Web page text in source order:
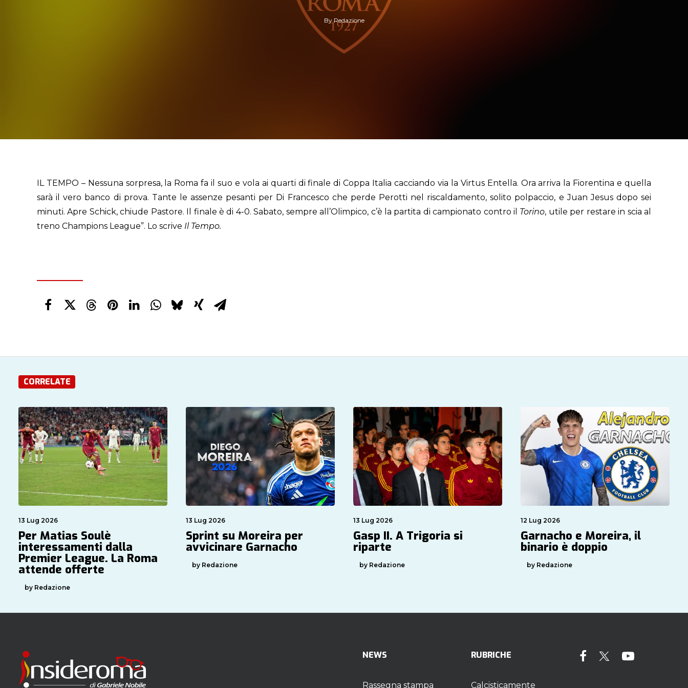
ByRedazione
IL TEMPO – Nessuna sorpresa, la Roma fa il suo e vola ai quarti di finale di Coppa Italia cacciando via la Virtus Entella. Ora arriva la Fiorentina e quella
sarà il vero banco di prova. Tante le assenze pesanti per Di Francesco che perde Perotti nel riscaldamento, solito polpaccio, e Juan Jesus dopo sei
minuti. Apre Schick, chiude Pastore. Il finale è di 4-0. Sabato, sempre all’Olimpico, c’è la partita di campionato contro il Torino, utile per restare in scia al
treno Champions League”. Lo scrive Il Tempo.
CORRELATE
13 Lug 2026
Per Matias Soulè
interessamenti dalla
Premier League. La Roma
attende offerte
by Redazione
13 Lug 2026
Sprint su Moreira per
avvicinare Garnacho
by Redazione
13 Lug 2026
Gasp II. A Trigoria si
riparte
by Redazione
12 Lug 2026
Garnacho e Moreira, il
binario è doppio
by Redazione
NEWS
Rassegna stampa
RUBRICHE
Calcisticamente